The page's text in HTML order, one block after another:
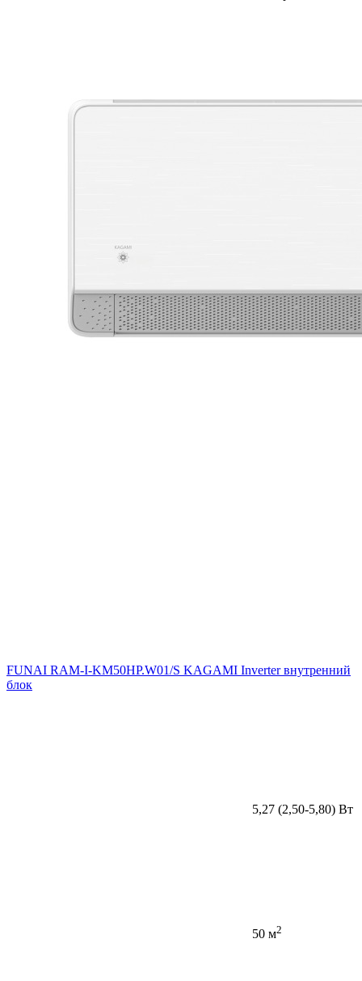
FUNAI RAM-I-KM50HP.W01/S KAGAMI Inverter внутренний
блок
5,27 (2,50-5,80) Вт
50 м2